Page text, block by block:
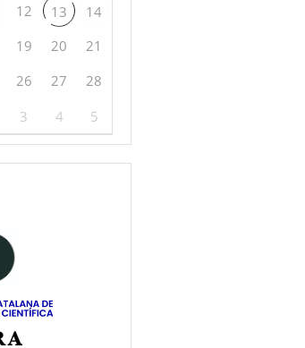
12 13
14
19 20
21
26 27
28
3 4 5